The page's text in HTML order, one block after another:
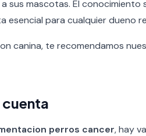
sus mascotas. El conocimiento
esencial para cualquier dueno
canina, te recomendamos
cuenta
perros cancer, hay